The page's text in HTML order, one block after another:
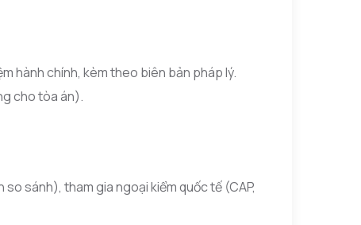
hành chính, kèm theo biên bản pháp lý.
cho tòa án).
sánh), tham gia ngoại kiểm quốc tế (CAP,